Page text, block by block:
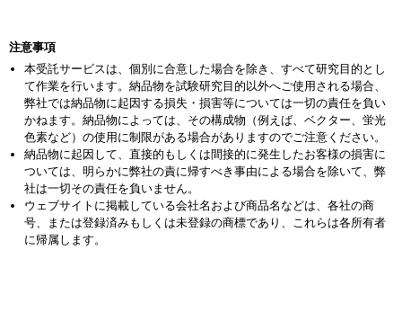
注意事項
本受託サービスは、個別に合意した場合を除き、すべて研究目的とし
て作業を行います。納品物を試験研究目的以外へご使用される場合、
弊社では納品物に起因する損失・損害等については一切の責任を負い
かねます。納品物によっては、その構成物（例えば、ベクター、蛍光
色素など）の使用に制限がある場合がありますのでご注意ください。
納品物に起因して、直接的もしくは間接的に発生したお客様の損害に
ついては、明らかに弊社の責に帰すべき事由による場合を除いて、弊
社は一切その責任を負いません。
ウェブサイトに掲載している会社名および商品名などは、各社の商
号、または登録済みもしくは未登録の商標であり、これらは各所有者
に帰属します。